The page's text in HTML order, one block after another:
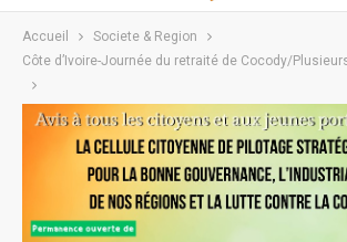
Accueil
Societe & Region
Côte d’Ivoire-Journée du retraité de Cocody/